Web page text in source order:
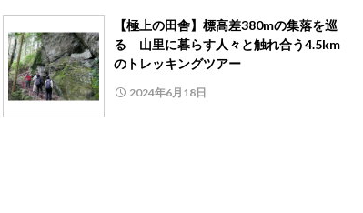
【極上の田舎】標高差380mの集落を巡
る 山里に暮らす人々と触れ合う4.5km
のトレッキングツアー
2024年6月18日